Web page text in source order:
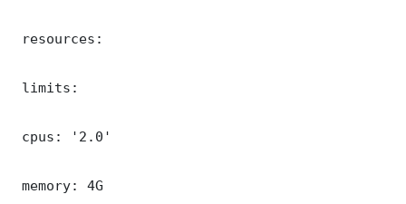
resources:
limits:
cpus: '2.0'
memory: 4G